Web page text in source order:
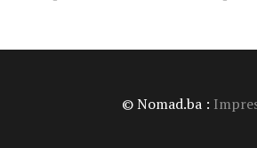
© Nomad.ba :